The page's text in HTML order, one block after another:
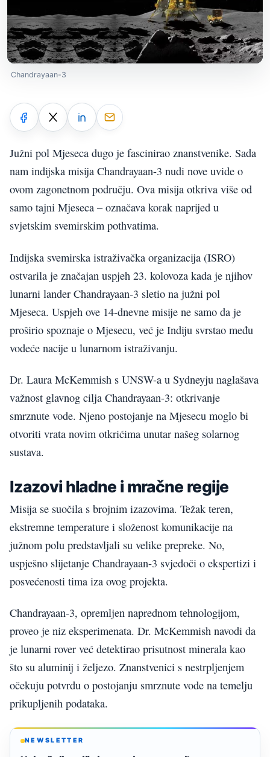
Chandrayaan-3
Južni pol Mjeseca dugo je fascinirao znanstvenike. Sada
nam indijska misija Chandrayaan-3 nudi nove uvide o
ovom zagonetnom području. Ova misija otkriva više od
samo tajni Mjeseca – označava korak naprijed u
svjetskim svemirskim pothvatima.
Indijska svemirska istraživačka organizacija (ISRO)
ostvarila je značajan uspjeh 23. kolovoza kada je njihov
lunarni lander Chandrayaan-3 sletio na južni pol
Mjeseca. Uspjeh ove 14-dnevne misije ne samo da je
proširio spoznaje o Mjesecu, već je Indiju svrstao među
vodeće nacije u lunarnom istraživanju.
Dr. Laura McKemmish s UNSW-a u Sydneyju naglašava
važnost glavnog cilja Chandrayaan-3: otkrivanje
smrznute vode. Njeno postojanje na Mjesecu moglo bi
otvoriti vrata novim otkrićima unutar našeg solarnog
sustava.
Izazovi hladne i mračne regije
Misija se suočila s brojnim izazovima. Težak teren,
ekstremne temperature i složenost komunikacije na
južnom polu predstavljali su velike prepreke. No,
uspješno slijetanje Chandrayaan-3 svjedoči o ekspertizi i
posvećenosti tima iza ovog projekta.
Chandrayaan-3, opremljen naprednom tehnologijom,
proveo je niz eksperimenata. Dr. McKemmish navodi da
je lunarni rover već detektirao prisutnost minerala kao
što su aluminij i željezo. Znanstvenici s nestrpljenjem
očekuju potvrdu o postojanju smrznute vode na temelju
prikupljenih podataka.
NEWSLETTER